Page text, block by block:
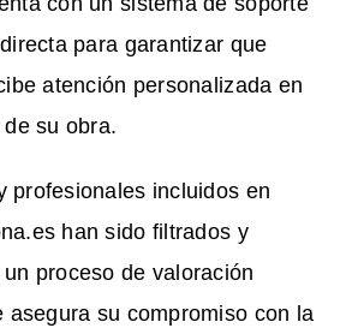
para garantizar que
atención personalizada en
su obra.
profesionales incluidos en
han sido filtrados y
proceso de valoración
asegura su compromiso con la